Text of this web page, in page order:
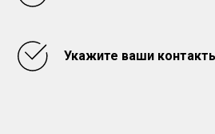
Укажите ваши